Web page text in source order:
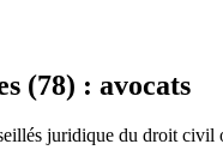
(78) : avocats
juridique du droit civil